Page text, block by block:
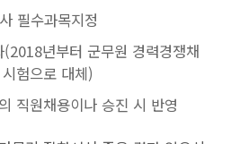
필수과목지정
년부터 군무원 경력경쟁채
험으로 대체)
직원채용이나 승진 시 반영